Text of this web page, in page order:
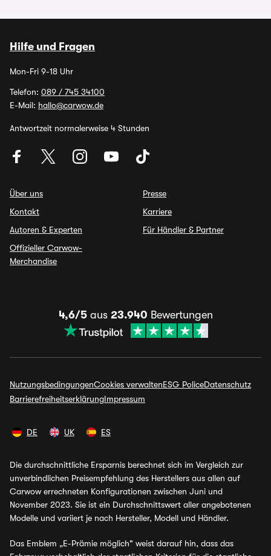
Hilfe und Fragen
Mon-Fri 9-18 Uhr
Telefon: 089 / 745 34100
E-Mail: hallo@carwow.de
Antwortzeit normalerweise 4 Stunden
Über uns
Kontakt
Autoren & Experten
Offizieller Carwow-
Merchandise
Presse
Karriere
Für Händler & Partner
4,6/5aus 23.940 Bewertungen
NutzungsbedingungenCookies verwaltenESG PoliceDatenschutz
BarrierefreiheitserklärungImpressum
DE UK ES
Die durchschnittliche Ersparnis berechnet sich im Vergleich zur
unverbindlichen Preisempfehlung des Herstellers aus allen auf
Carwow errechneten Konfigurationen zwischen Juni und
November 2023. Sie ist ein Durchschnittswert aller angebotenen
Modelle und variiert je nach Hersteller, Modell und Händler.
Das Emblem „E-Prämie möglich" weist darauf hin, dass das